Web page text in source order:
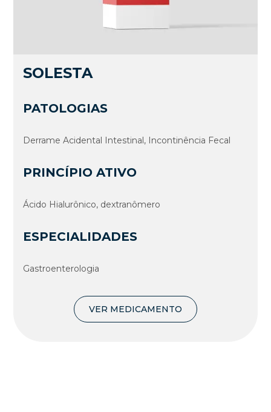
SOLESTA
PATOLOGIAS
Derrame Acidental Intestinal, Incontinência Fecal
PRINCÍPIO ATIVO
Ácido Hialurônico, dextranômero
ESPECIALIDADES
Gastroenterologia
VER MEDICAMENTO